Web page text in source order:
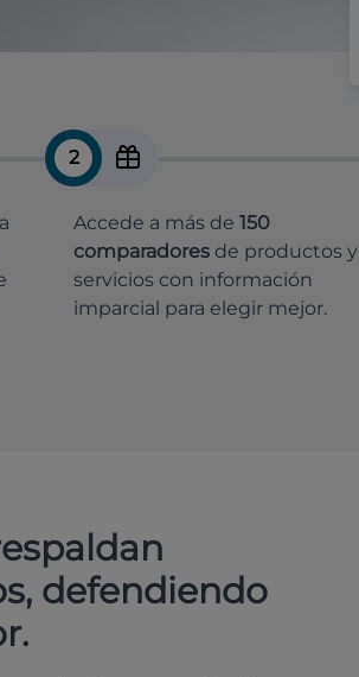
2
Accede a más de 150
comparadoresde productos y
servicios con información
imparcial para elegir mejor.
defendiendo